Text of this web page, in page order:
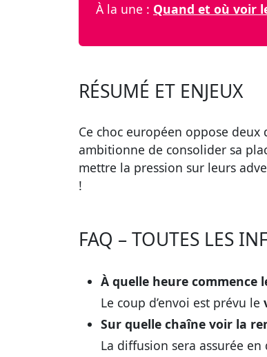
À la une : Quand et où voir
RÉSUMÉ ET ENJEUX
Ce choc européen oppose deux
ambitionne de consolider sa
mettre la pression sur leurs
!
FAQ – TOUTES LES
À quelle heure commence
Le coup d’envoi est prévu le
Sur quelle chaîne voir la
La diffusion sera assurée